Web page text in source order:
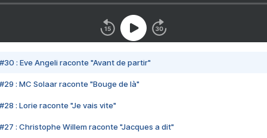
#30 : Eve Angeli raconte "Avant de partir"
#29 : MC Solaar raconte "Bouge de là"
#28 : Lorie raconte "Je vais vite"
#27 : Christophe Willem raconte "Jacques a dit"